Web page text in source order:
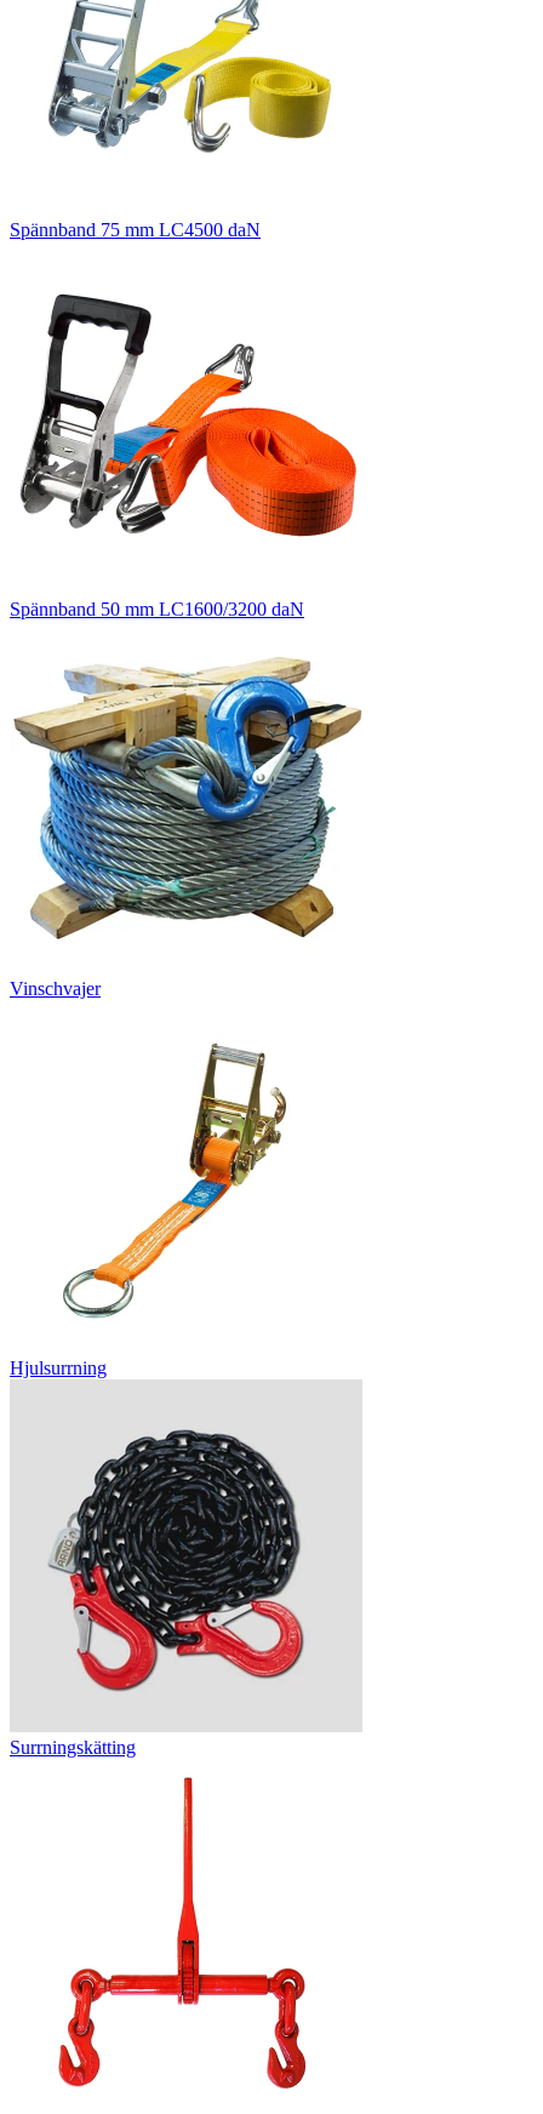
Spännband 75 mm LC4500 daN
Spännband 50 mm LC1600/3200 daN
Vinschvajer
Hjulsurrning
Surrningskätting